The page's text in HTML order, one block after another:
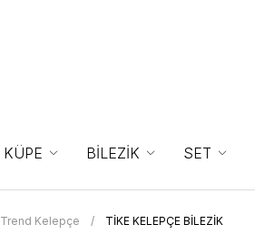
KÜPE BİLEZİK SET
Trend Kelepçe TİKE KELEPÇE BİLEZİK